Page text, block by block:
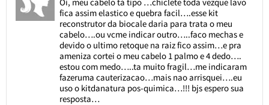
fica assim elastico e quebra facil….esse kit
reconstrutor da biocale daria para trata o meu
cabelo….ou vcme indicar outro…..faco mechas e
devido o ultimo retoque na raiz fico assim…e pra
ameniza cortei o meu cabelo 1 palmo e 4 dedo….
estou com medo…..ta muito fragil…me indicaram
fazeruma cauterizacao…mais nao arrisquei….eu
uso o kitdanatura pos-quimica…!!! bjs espero sua
resposta…